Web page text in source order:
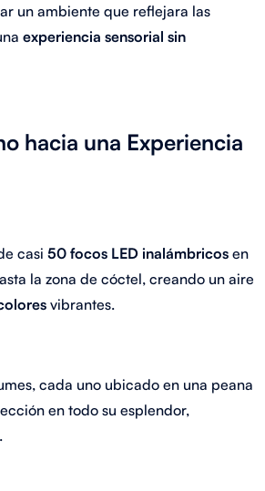
un ambiente que reflejara las
experiencia sensorial sin
hacia una Experiencia
casi 50 focos LED inalámbricos en
la zona de cóctel, creando un aire
vibrantes.
cada uno ubicado en una peana
en todo su esplendor,
.